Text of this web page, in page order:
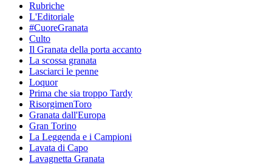
Rubriche
L'Editoriale
#CuoreGranata
Culto
Il Granata della porta accanto
La scossa granata
Lasciarci le penne
Loquor
Prima che sia troppo Tardy
RisorgimenToro
Granata dall'Europa
Gran Torino
La Leggenda e i Campioni
Lavata di Capo
Lavagnetta Granata